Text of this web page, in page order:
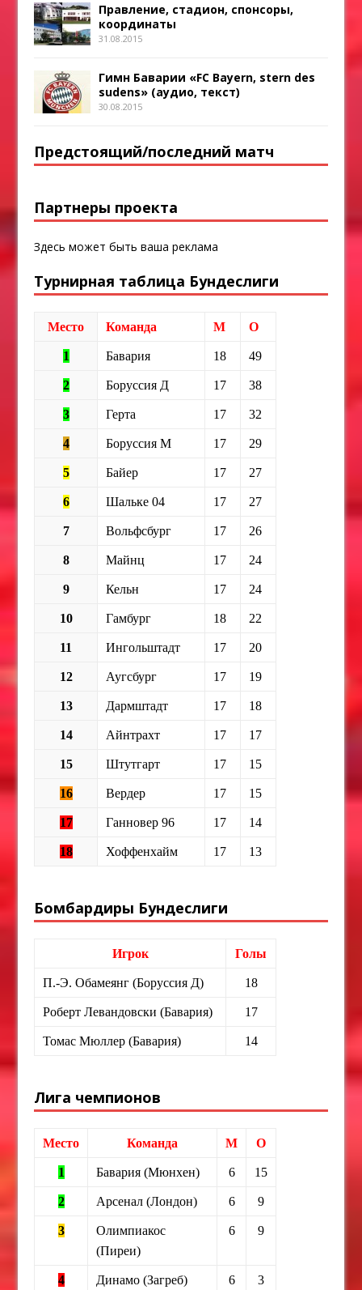
Правление, стадион, спонсоры,
координаты
31.08.2015
Гимн Баварии «FC Bayern, stern des
sudens» (аудио, текст)
30.08.2015
Предстоящий/последний матч
Партнеры проекта
Здесь может быть ваша реклама
Турнирная таблица Бундеслиги
Место Команда М О
1 Бавария 18 49
2 Боруссия Д 17 38
3 Герта 17 32
4 Боруссия М 17 29
5 Байер 17 27
6 Шальке 04 17 27
7 Вольфсбург 17 26
8 Майнц 17 24
9 Кельн 17 24
10 Гамбург 18 22
11 Ингольштадт 17 20
12 Аугсбург 17 19
13 Дармштадт 17 18
14 Айнтрахт 17 17
15 Штутгарт 17 15
16 Вердер 17 15
17 Ганновер 96 17 14
18 Хоффенхайм 17 13
Бомбардиры Бундеслиги
Игрок Голы
П.-Э. Обамеянг (Боруссия Д) 18
Роберт Левандовски (Бавария) 17
Томас Мюллер (Бавария) 14
Лига чемпионов
Место Команда М О
1 Бавария (Мюнхен) 6 15
2 Арсенал (Лондон) 6 9
3
Олимпиакос
(Пиреи)
6 9
4 Динамо (Загреб) 6 3